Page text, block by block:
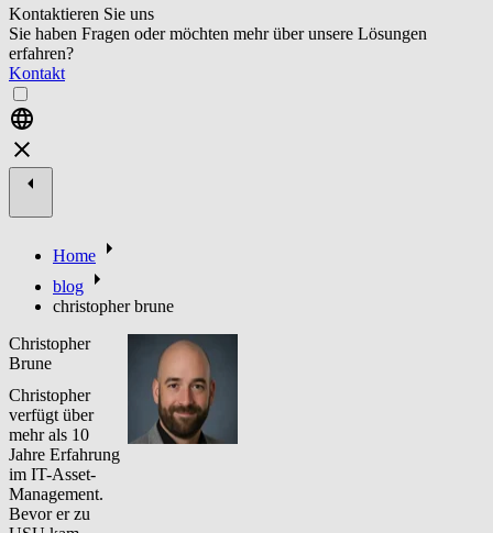
Kontaktieren Sie uns
Sie haben Fragen oder möchten mehr über unsere Lösungen
erfahren?
Kontakt
Home
blog
christopher brune
Christopher
Brune
Christopher
verfügt über
mehr als 10
Jahre Erfahrung
im IT-Asset-
Management.
Bevor er zu